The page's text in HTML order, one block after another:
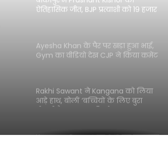
ऐतिहासिक जीत, BJP प्रत्याशी को 19 हजार
Ayesha Khan के पैर पर खड़ा हुआ भाई,
Gym का वीडियो देख CJP ने किया कमेंट
Rakhi Sawant ने Kangana को लिया
आड़े हाथ, बोलीं ‘बच्चियों के लिए बुरा
Kangana Ranaut पर CJP का पलटवार,